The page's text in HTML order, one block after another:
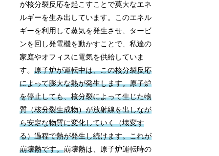
が核分裂反応を起こすことで莫大なエネ
ルギーを生み出しています。このエネル
ギーを利用して蒸気を発生させ、タービ
ンを回し発電機を動かすことで、私達の
家庭やオフィスに電気を供給していま
す。原子炉が運転中は、この核分裂反応
によって膨大な熱が発生します。原子炉
を停止しても、核分裂によって生じた物
質（核分裂生成物）が放射線を出しなが
ら安定な物質に変化していく（壊変す
る）過程で熱が発生し続けます。これが
崩壊熱です。崩壊熱は、原子炉運転時の